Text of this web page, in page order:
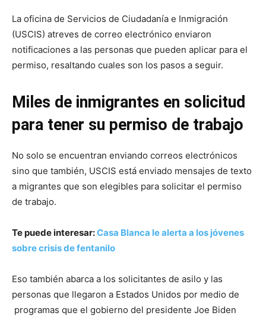
La oficina de Servicios de Ciudadanía e Inmigración
(USCIS) atreves de correo electrónico enviaron
notificaciones a las personas que pueden aplicar para el
permiso, resaltando cuales son los pasos a seguir.
Miles de inmigrantes en solicitud
para tener su permiso de trabajo
No solo se encuentran enviando correos electrónicos
sino que también, USCIS está enviado mensajes de texto
a migrantes que son elegibles para solicitar el permiso
de trabajo.
Te puede interesar:Casa Blanca le alerta a los jóvenes
sobre crisis de fentanilo
Eso también abarca a los solicitantes de asilo y las
personas que llegaron a Estados Unidos por medio de
programas que el gobierno del presidente Joe Biden